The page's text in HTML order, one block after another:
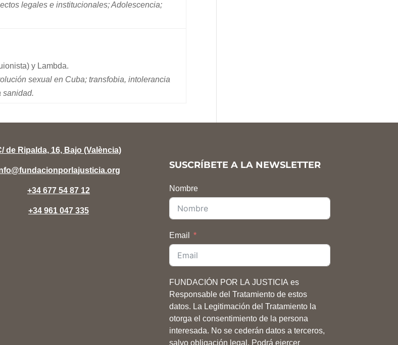
legales e institucionales; Adolescencia;
y Lambda.
sexual en Cuba; transfobia, intolerancia
sanidad.
de Ripalda, 16, Bajo (València)
+34 677 54 87 12
+34 961 047 335
SUSCRÍBETE A LA NEWSLETTER
Nombre
Email
FUNDACIÓN POR LA JUSTICIA es
Responsable del Tratamiento de estos
datos. La Legitimación del Tratamiento la
otorga el consentimiento de la persona
interesada. No se cederán datos a terceros,
salvo obligación legal. Podrá ejercer